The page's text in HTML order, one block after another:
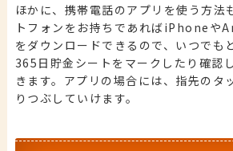
ほかに、携帯電話のアプリを使う方法
トフォンをお持ちであればiPhoneや
をダウンロードできるので、いつでも
365日貯金シートをマークしたり確認
きます。アプリの場合には、指先のタ
りつぶしていけます。